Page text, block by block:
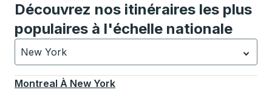
Découvrez nos itinéraires les plus
populaires à l'échelle nationale
New York
Actuellement sélectionné: New York.La sélection est
Montreal À New York